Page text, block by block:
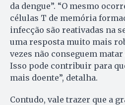
da dengue”. “O mesmo
células T de memória
infecção são reativadas na
uma resposta muito mais
vezes não conseguem
Isso pode contribuir para
mais doente”, detalha.
Contudo, vale trazer que a